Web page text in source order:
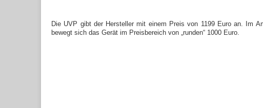
Die UVP gibt der Hersteller mit einem Preis von 1199 Euro an. Im
bewegt sich das Gerät im Preisbereich von „runden“ 1000 Euro.